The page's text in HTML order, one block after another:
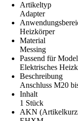
Artikeltyp
Adapter
Heizkörper
Material
Messing
Passend für
Elektrisches
Beschreibung
Anschluss M20
Inhalt
1 Stück
AKN